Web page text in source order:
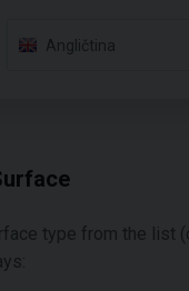
Angličtina
type from the list